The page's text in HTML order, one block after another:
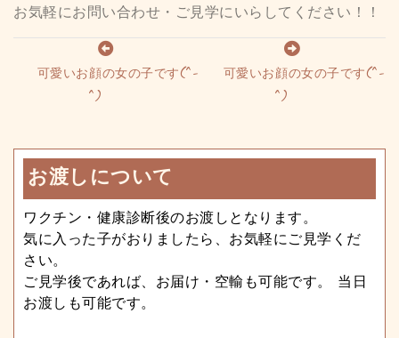
お気軽にお問い合わせ・ご見学にいらしてください！！
可愛いお顔の女の子です(^-
^)
可愛いお顔の女の子です(^-
^)
お渡しについて
ワクチン・健康診断後のお渡しとなります。
気に入った子がおりましたら、お気軽にご見学くだ
さい。
ご見学後であれば、お届け・空輸も可能です。 当日
お渡しも可能です。